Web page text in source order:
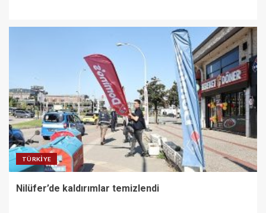
TÜRKIYE
Nilüfer’de kaldırımlar temizlendi